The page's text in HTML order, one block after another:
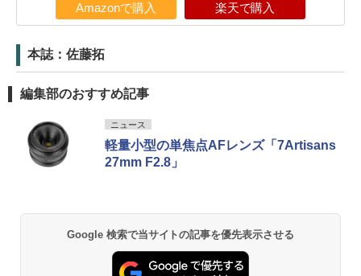
Amazonで購入 楽天で購入
本誌：佐藤拓
編集部のおすすめ記事
ニュース
軽量小型の単焦点AFレンズ「7Artisans
27mm F2.8」
Google 検索で当サイトの記事を優先表示させる